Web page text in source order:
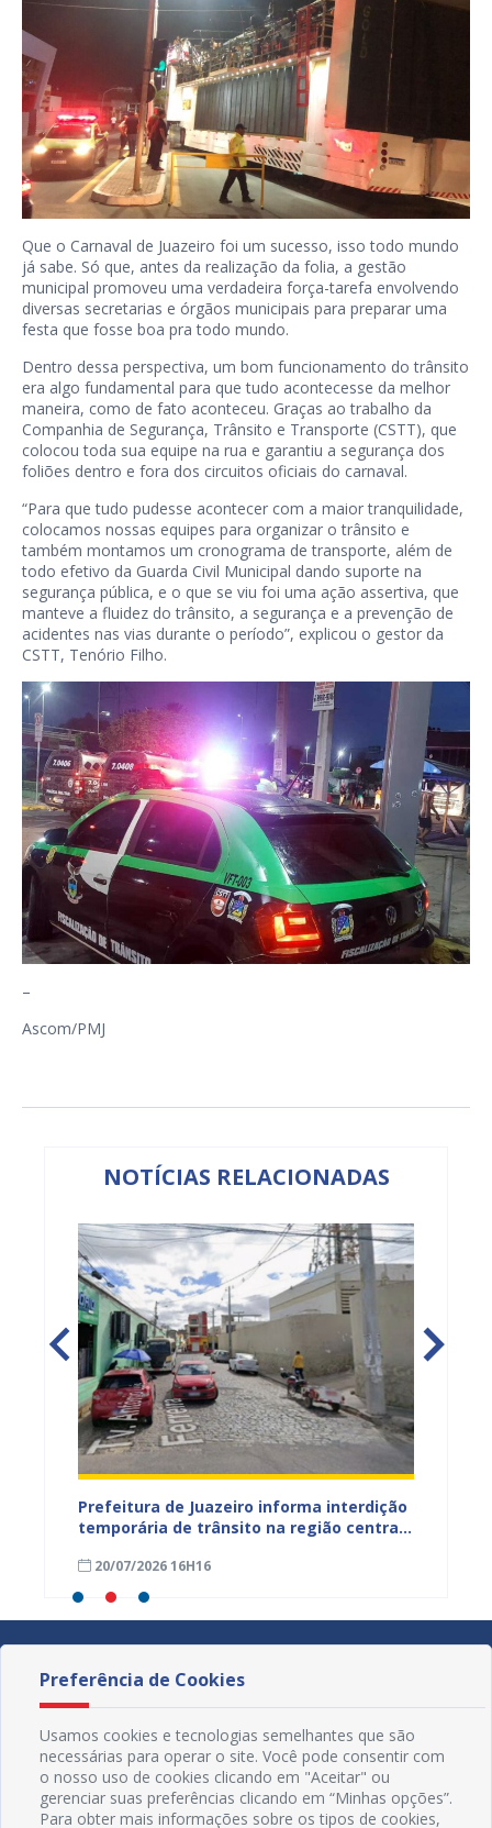
Que o Carnaval de Juazeiro foi um sucesso, isso todo mundo
já sabe. Só que, antes da realização da folia, a gestão
municipal promoveu uma verdadeira força-tarefa envolvendo
diversas secretarias e órgãos municipais para preparar uma
festa que fosse boa pra todo mundo.
Dentro dessa perspectiva, um bom funcionamento do trânsito
era algo fundamental para que tudo acontecesse da melhor
maneira, como de fato aconteceu. Graças ao trabalho da
Companhia de Segurança, Trânsito e Transporte (CSTT), que
colocou toda sua equipe na rua e garantiu a segurança dos
foliões dentro e fora dos circuitos oficiais do carnaval.
“Para que tudo pudesse acontecer com a maior tranquilidade,
colocamos nossas equipes para organizar o trânsito e
também montamos um cronograma de transporte, além de
todo efetivo da Guarda Civil Municipal dando suporte na
segurança pública, e o que se viu foi uma ação assertiva, que
manteve a fluidez do trânsito, a segurança e a prevenção de
acidentes nas vias durante o período”, explicou o gestor da
CSTT, Tenório Filho.
–
Ascom/PMJ
NOTÍCIAS RELACIONADAS
Prefeitura de Juazeiro informa interdição
temporária de trânsito na região central
20/07/2026 16H16
Preferência de Cookies
Usamos cookies e tecnologias semelhantes que são
necessárias para operar o site. Você pode consentir com
o nosso uso de cookies clicando em "Aceitar" ou
gerenciar suas preferências clicando em “Minhas opções”.
Para obter mais informações sobre os tipos de cookies,